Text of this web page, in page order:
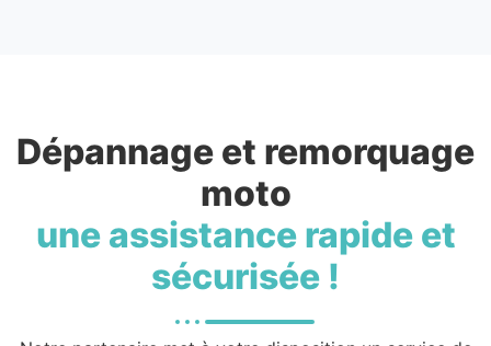
Dépannage et remorquage
moto
une assistance rapide et
sécurisée !